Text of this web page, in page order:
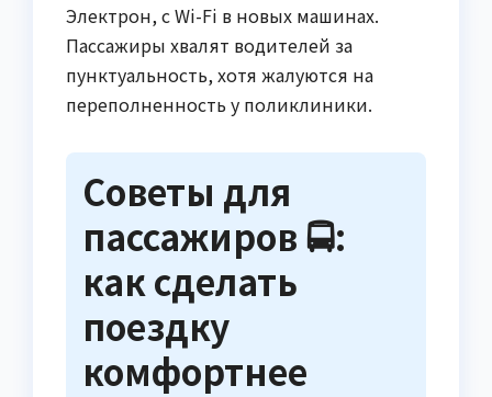
Электрон, с Wi-Fi в новых машинах.
Пассажиры хвалят водителей за
пунктуальность, хотя жалуются на
переполненность у поликлиники.
Советы для
пассажиров 🚍:
как сделать
поездку
комфортнее